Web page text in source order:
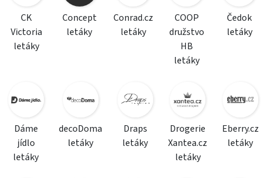
CK
Victoria
letáky
Concept
letáky
Conrad.cz
letáky
COOP
družstvo
HB
letáky
Čedok
letáky
Dáme
jídlo
letáky
decoDoma
letáky
Draps
letáky
Drogerie
Xantea.cz
letáky
Eberry.cz
letáky